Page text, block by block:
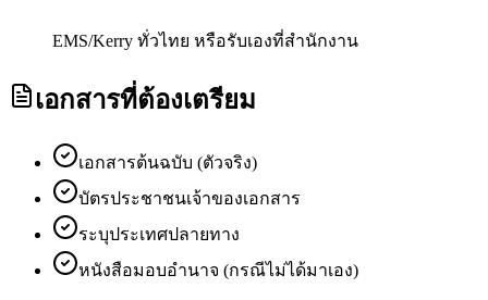
EMS/Kerry ทั่วไทย หรือรับเองที่สำนักงาน
เอกสารที่ต้องเตรียม
เอกสารต้นฉบับ (ตัวจริง)
บัตรประชาชนเจ้าของเอกสาร
ระบุประเทศปลายทาง
หนังสือมอบอำนาจ (กรณีไม่ได้มาเอง)